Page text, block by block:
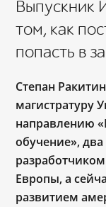
Выпускник
том, как
попасть в
Степан
магистратуру
направлению
обучение», два
Европы, а
развитием